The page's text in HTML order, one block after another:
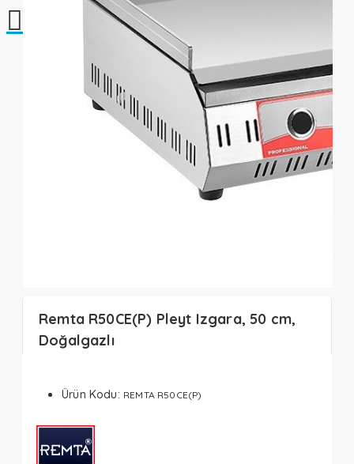
Remta R50CE(P) Pleyt Izgara, 50 cm,
Doğalgazlı
Ürün Kodu: REMTA R50CE(P)